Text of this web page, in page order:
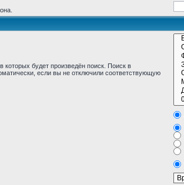
будет произведён поиск. Поиск в
если вы не отключили соответствующую